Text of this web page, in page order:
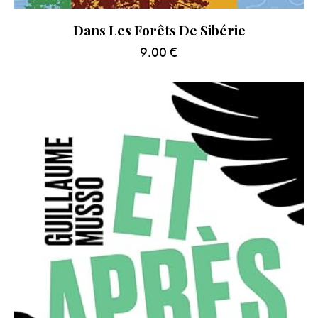
Dans Les Forêts De Sibérie
9.00 €